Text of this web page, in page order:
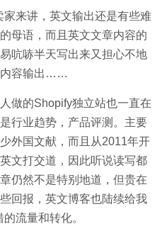
来讲，英文输出还是有些难
母语，而且英文文章内容的
吭哧半天写出来又担心不地
内容输出……
做的Shopify独立站也一直在
行业趋势，产品评测。主要
外国文献，而且从2011年开
文打交道，因此听说读写都
仍然不是特别地道，但贵在
回报，英文博客也陆续给我
流量和转化。